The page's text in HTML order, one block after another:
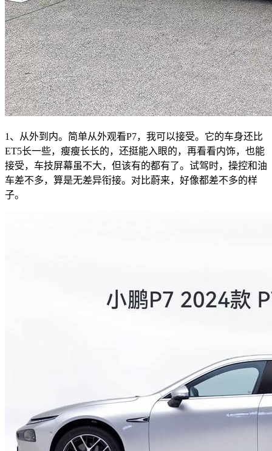
1、从外到内。简单从外观看P7，我可以接受。它的车身还比
ET5长一些，瘦瘦长长的，还挺能入眼的，再看看内饰，也能
接受，车技屏幕虽不大，但该有的都有了。试驾时，操控和油
车差不多，算是无差异衔接。对比蔚来，好像都差不多的样
子。